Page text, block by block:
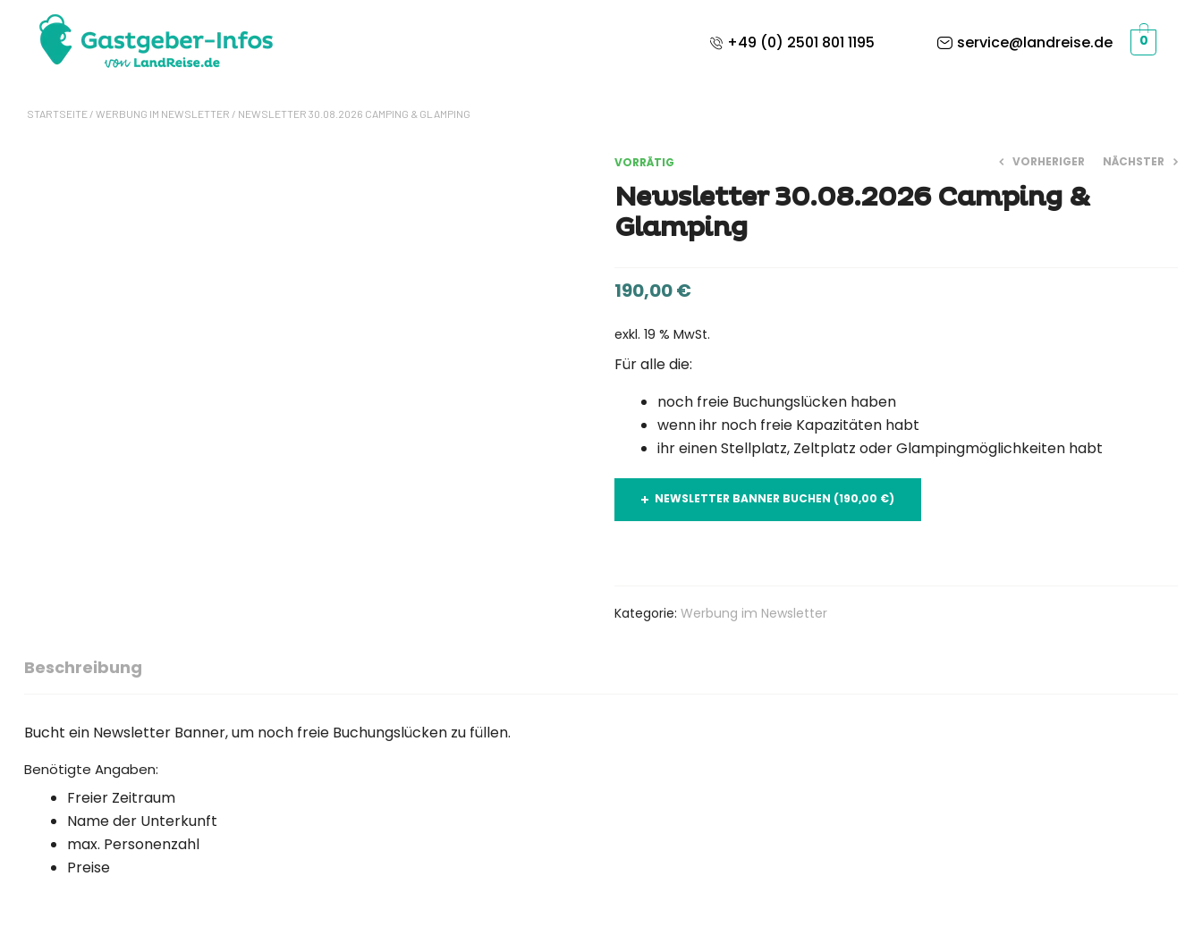
+49 (0) 2501 801 1195 service@landreise.de 0
STARTSEITE / WERBUNG IM NEWSLETTER / NEWSLETTER 30.08.2026 CAMPING & GLAMPING
VORRÄTIG VORHERIGER NÄCHSTER
Newsletter 30.08.2026 Camping &
Glamping
190,00€
exkl. 19 % MwSt.
Für alle die:
noch freie Buchungslücken haben
wenn ihr noch freie Kapazitäten habt
ihr einen Stellplatz, Zeltplatz oder Glampingmöglichkeiten habt
NEWSLETTER BANNER BUCHEN (190,00 €)
Kategorie: Werbung im Newsletter
Beschreibung
Bucht ein Newsletter Banner, um noch freie Buchungslücken zu füllen.
Benötigte Angaben:
Freier Zeitraum
Name der Unterkunft
max. Personenzahl
Preise